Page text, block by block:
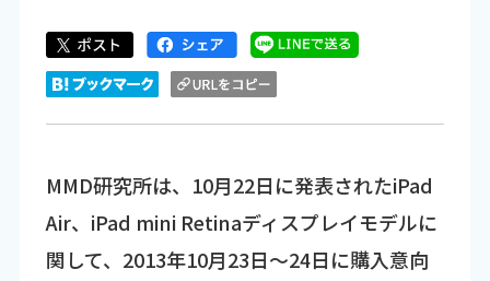
MMD研究所は、10月22日に発表されたiPad
Air、iPad mini Retinaディスプレイモデルに
関して、2013年10月23日～24日に購入意向